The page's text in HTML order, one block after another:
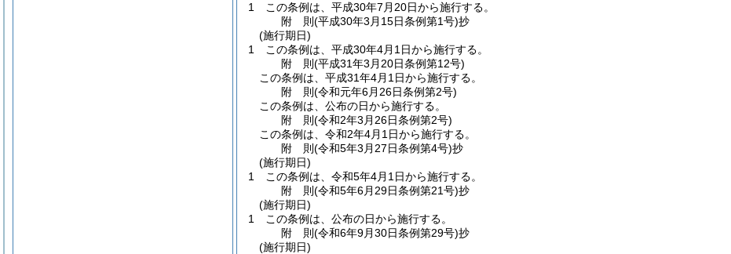
1
この条例は、平成30年7月20日から施行する。
附 則(平成30年3月15日条例第1号)抄
(施行期日)
1
この条例は、平成30年4月1日から施行する。
附 則(平成31年3月20日条例第12号)
この条例は、平成31年4月1日から施行する。
附 則(令和元年6月26日条例第2号)
この条例は、公布の日から施行する。
附 則(令和2年3月26日条例第2号)
この条例は、令和2年4月1日から施行する。
附 則(令和5年3月27日条例第4号)抄
(施行期日)
1
この条例は、令和5年4月1日から施行する。
附 則(令和5年6月29日条例第21号)抄
(施行期日)
1
この条例は、公布の日から施行する。
附 則(令和6年9月30日条例第29号)抄
(施行期日)